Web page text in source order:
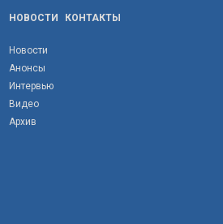
НОВОСТИ
Новости
Анонсы
Интервью
Видео
Архив
КОНТАКТЫ